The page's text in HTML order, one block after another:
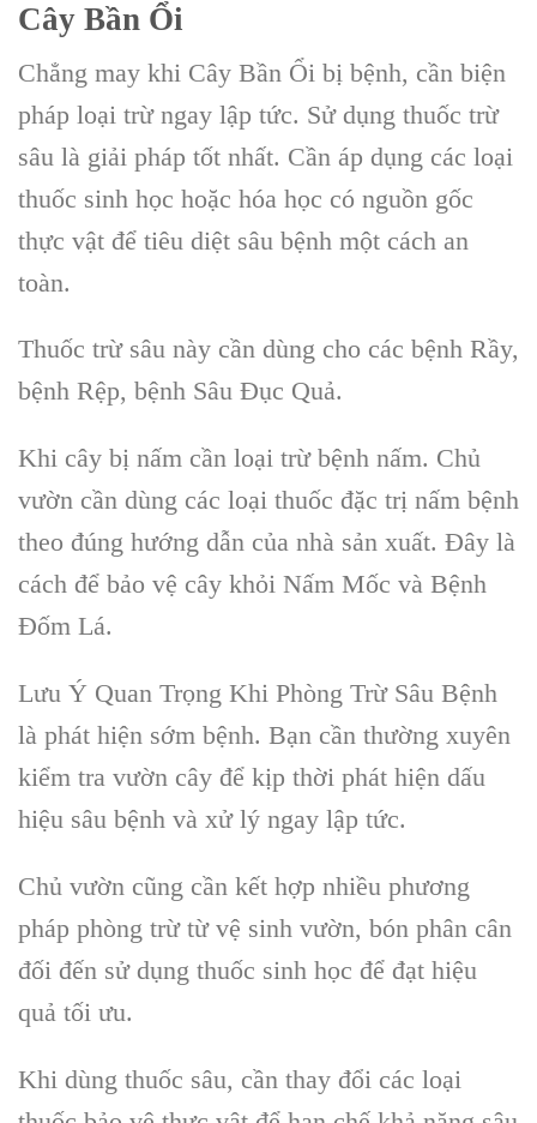
Cây Bần Ổi
Chẳng may khi Cây Bần Ổi bị bệnh, cần biện
pháp loại trừ ngay lập tức. Sử dụng thuốc trừ
sâu là giải pháp tốt nhất. Cần áp dụng các loại
thuốc sinh học hoặc hóa học có nguồn gốc
thực vật để tiêu diệt sâu bệnh một cách an
toàn.
Thuốc trừ sâu này cần dùng cho các bệnh Rầy,
bệnh Rệp, bệnh Sâu Đục Quả.
Khi cây bị nấm cần loại trừ bệnh nấm. Chủ
vườn cần dùng các loại thuốc đặc trị nấm bệnh
theo đúng hướng dẫn của nhà sản xuất. Đây là
cách để bảo vệ cây khỏi Nấm Mốc và Bệnh
Đốm Lá.
Lưu Ý Quan Trọng Khi Phòng Trừ Sâu Bệnh
là phát hiện sớm bệnh. Bạn cần thường xuyên
kiểm tra vườn cây để kịp thời phát hiện dấu
hiệu sâu bệnh và xử lý ngay lập tức.
Chủ vườn cũng cần kết hợp nhiều phương
pháp phòng trừ từ vệ sinh vườn, bón phân cân
đối đến sử dụng thuốc sinh học để đạt hiệu
quả tối ưu.
Khi dùng thuốc sâu, cần thay đổi các loại